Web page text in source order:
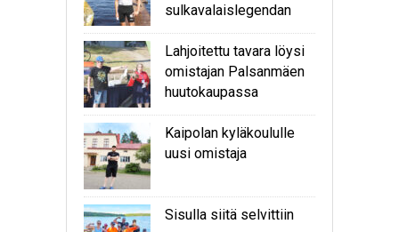
sulkavalaislegendan
Lahjoitettu tavara löysi
omistajan Palsanmäen
huutokaupassa
Kaipolan kyläkoululle
uusi omistaja
Sisulla siitä selvittiin